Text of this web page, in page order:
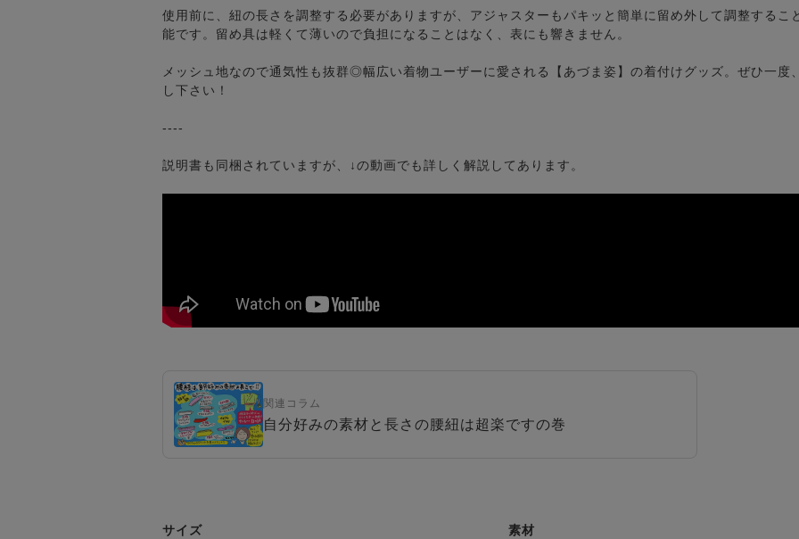
使用前に、紐の長さを調整する必要がありますが、アジャスターもパキッと簡単に留め外して調整するこ
能です。留め具は軽くて薄いので負担になることはなく、表にも響きません。
メッシュ地なので通気性も抜群◎幅広い着物ユーザーに愛される【あづま姿】の着付けグッズ。ぜひ一度
し下さい！
----
説明書も同梱されていますが、↓の動画でも詳しく解説してあります。
関連コラム
自分好みの素材と長さの腰紐は超楽ですの巻
サイズ 素材